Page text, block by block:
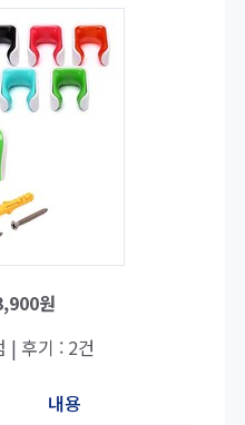
원
| 후기 : 2건
내용